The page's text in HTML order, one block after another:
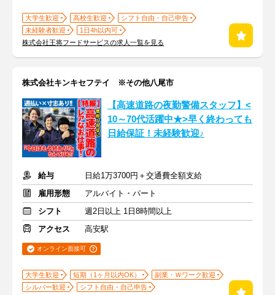
大学生歓迎 高校生歓迎
シフト自由・自己申告
未経験者歓迎
1日4h以内可
株式会社王将フードサービスの求人一覧を見る
株式会社キンキセフテイ ※その他八尾市
【高速道路の夜勤警備スタッフ】<
10～70代活躍中★>早く終わっても
日給保証！未経験歓迎♪
給与
日給1万3700円＋交通費全額支給
雇用形態
アルバイト・パート
シフト
週2日以上 1日8時間以上
アクセス
高安駅
オンライン面接可
大学生歓迎 短期（1ヶ月以内OK）
副業・Ｗワーク歓迎
シルバー歓迎
シフト自由・自己申告